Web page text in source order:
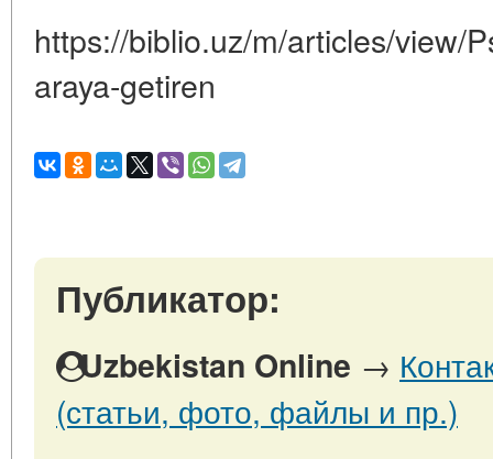
https://biblio.uz/m/articles/view/
araya-getiren
Публикатор:
Uzbekistan Online →
(статьи, фото, файлы и пр.)